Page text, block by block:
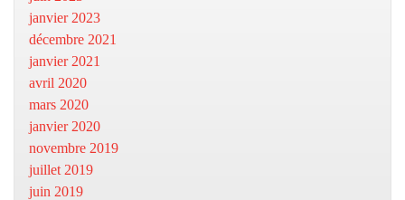
janvier 2023
décembre 2021
janvier 2021
avril 2020
mars 2020
janvier 2020
novembre 2019
juillet 2019
juin 2019